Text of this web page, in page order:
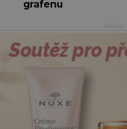
grafenu